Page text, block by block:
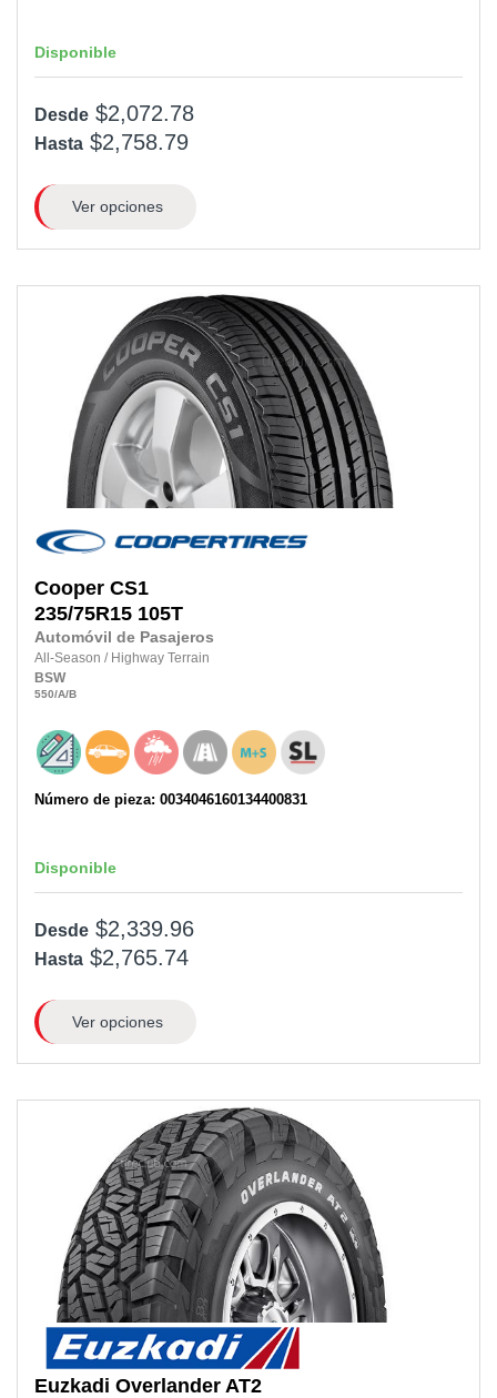
Disponible
Desde $2,072.78
Hasta $2,758.79
Ver opciones
Cooper CS1
235/75R15 105T
Automóvil de Pasajeros
All-Season / Highway Terrain
BSW
550/A/B
Número de pieza: 0034046160134400831
Disponible
Desde $2,339.96
Hasta $2,765.74
Ver opciones
Euzkadi Overlander AT2